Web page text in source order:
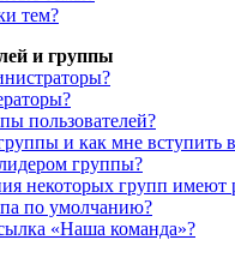
тем?
и группы
пользователей?
и как мне вступить
группы?
некоторых групп имеют
по умолчанию?
«Наша команда»?